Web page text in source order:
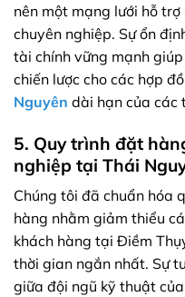
nên một mạng lưới hỗ
chuyên nghiệp. Sự ổn
tài chính vững mạnh
chiến lược cho các hợp
Nguyên dài hạn của các
5. Quy trình đặt
nghiệp tại Thái
Chúng tôi đã chuẩn hóa
hàng nhằm giảm thiểu
khách hàng tại Điềm
thời gian ngắn nhất. Sự
giữa đội ngũ kỹ thuật